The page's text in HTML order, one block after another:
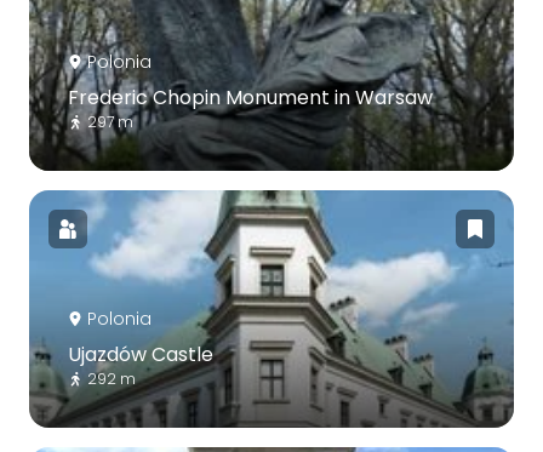
Polonia
Frederic Chopin Monument in Warsaw
297 m
Polonia
Ujazdów Castle
292 m